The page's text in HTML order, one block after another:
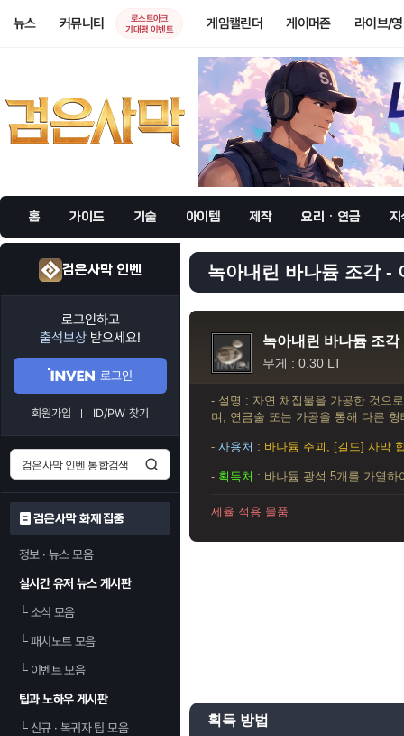
뉴스 커뮤니티
로스트아크
기대평 이벤트
게임캘린더 게이머존 라이브/
홈 가이드 기술 아이템 제작 요리 · 연금 지
검은사막 인벤
로그인하고
출석보상 받으세요!
로그인
회원가입 ID/PW 찾기
검은사막 화제 집중
정보 · 뉴스 모음
실시간 유저 뉴스 게시판
└소식 모음
└패치노트 모음
└이벤트 모음
팁과 노하우 게시판
└신규 · 복귀자 팁 모음
녹아내린 바나듐 조각 -
녹아내린 바나듐 조각
무게 : 0.30 LT
- 설명 : 자연 채집물을 가공한 것으
며, 연금술 또는 가공을 통해 다른
- 사용처 : 바나듐 주괴, [길드] 사막
- 획득처 : 바나듐 광석 5개를 가열하
세율 적용 물품
획득 방법